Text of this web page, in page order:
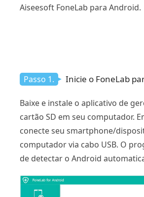
Aiseesoft FoneLab para Android.
Passo 1. Inicie o FoneLab
Baixe e instale o aplicativo de
cartão SD em seu computador.
conecte seu smartphone/
computador via cabo USB. O
de detectar o Android